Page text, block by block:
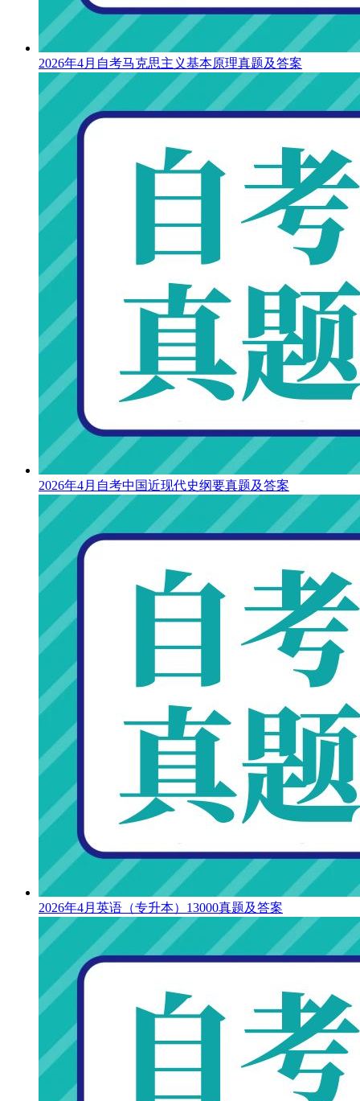
2026年4月自考马克思主义基本原理真题及答案
2026年4月自考中国近现代史纲要真题及答案
2026年4月英语（专升本）13000真题及答案